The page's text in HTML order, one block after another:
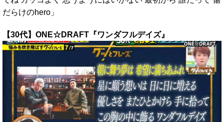
だらけのhero」
【30代】ONE☆DRAFT『ワンダフルデイズ』